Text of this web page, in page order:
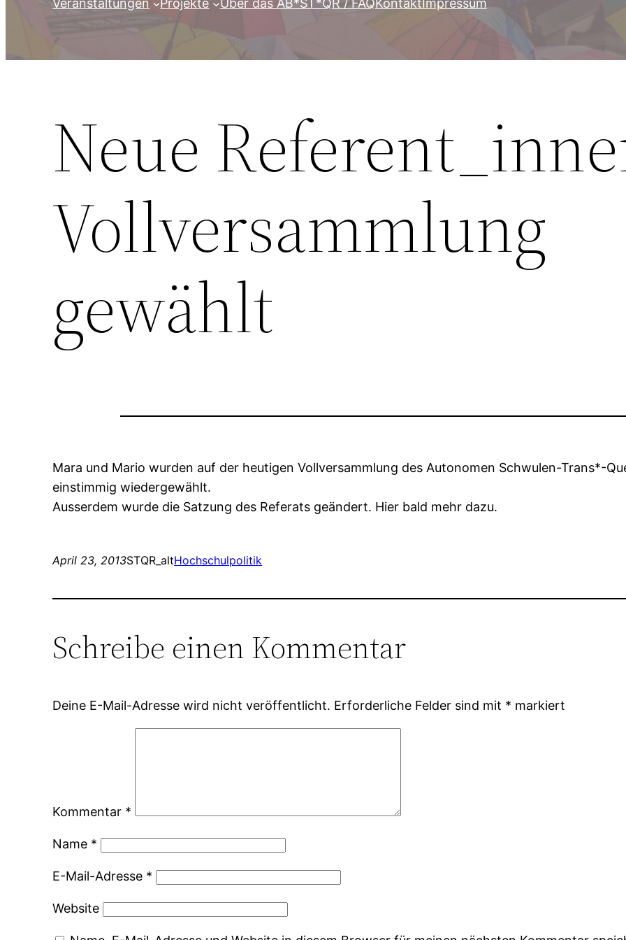
Veranstaltungen Projekte Über das AB*ST*QR / FAQKontaktImpressum
Neue
Vollversammlung
gewählt
Mara und Mario wurden auf der heutigen Vollversammlung des Autonomen Schwulen-Trans*-
einstimmig wiedergewählt.
Ausserdem wurde die Satzung des Referats geändert. Hier bald mehr dazu.
April 23, 2013STQR_altHochschulpolitik
Schreibe einen Kommentar
Deine E-Mail-Adresse wird nicht veröffentlicht. Erforderliche Felder sind mit * markiert
Kommentar *
Name *
E-Mail-Adresse *
Website